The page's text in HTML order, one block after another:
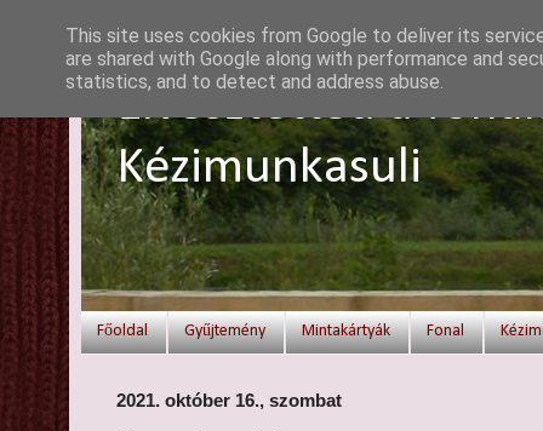
Elvesztetted a
Kézimunkasuli
Főoldal Gyűjtemény Mintakártyák Fonal
2021. október 16., szombat
This site uses cookies from Google to deliver its
are shared with Google along with performance and
statistics, and to detect and address abuse.